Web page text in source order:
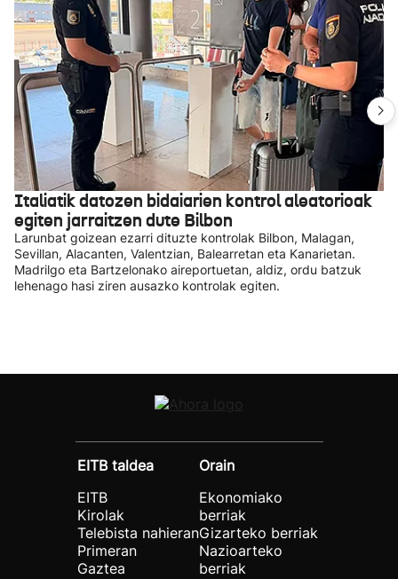
Italiatik datozen bidaiarien kontrol aleatorioak
egiten jarraitzen dute Bilbon
Larunbat goizean ezarri dituzte kontrolak Bilbon, Malagan,
Sevillan, Alacanten, Valentzian, Balearretan eta Kanarietan.
Madrilgo eta Bartzelonako aireportuetan, aldiz, ordu batzuk
lehenago hasi ziren ausazko kontrolak egiten.
EITB taldea
EITB
Kirolak
Telebista nahieran
Primeran
Gaztea
Orain
Ekonomiako
berriak
Gizarteko berriak
Nazioarteko
berriak